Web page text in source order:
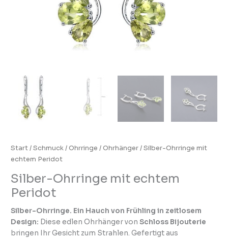
Start/Schmuck/Ohrringe /Ohrhänger/ Silber-Ohrringe mit
echtem Peridot
Silber-Ohrringe mit echtem
Peridot
Silber-Ohrringe. Ein Hauch von Frühling in zeitlosem
Design: Diese edlen Ohrhänger vonSchloss Bijouterie
bringen Ihr Gesicht zum Strahlen. Gefertigt aus